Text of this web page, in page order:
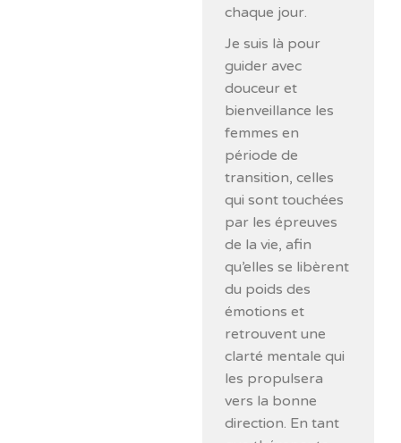
chaque jour.
Je suis là pour
guider avec
douceur et
bienveillance les
femmes en
période de
transition, celles
qui sont touchées
par les épreuves
de la vie, afin
qu’elles se libèrent
du poids des
émotions et
retrouvent une
clarté mentale qui
les propulsera
vers la bonne
direction. En tant